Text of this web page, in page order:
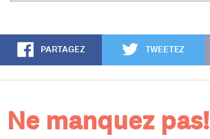
PARTAGEZ TWEETEZ
Ne manquez pas!